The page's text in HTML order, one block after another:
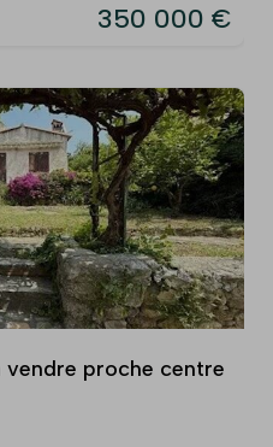
350 000 €
proche centre